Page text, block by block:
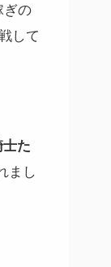
ぎの
して
士た
まし